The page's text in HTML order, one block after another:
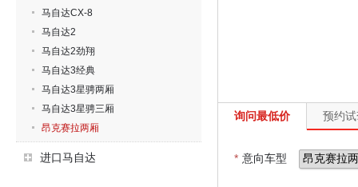
马自达CX-8
马自达2
马自达2劲翔
马自达3经典
马自达3星骋两厢
马自达3星骋三厢
昂克赛拉两厢
进口马自达
询问最低价 预约
* 意向车型